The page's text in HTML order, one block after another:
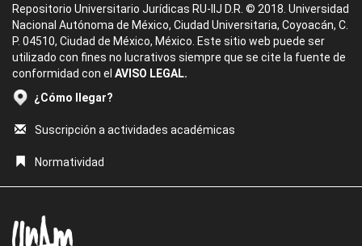
Repositorio Universitario Jurídicas RU-IIJ D.R. © 2018. Universidad
Nacional Autónoma de México, Ciudad Universitaria, Coyoacán, C.
P. 04510, Ciudad de México, México. Este sitio web puede ser
utilizado con fines no lucrativos siempre que se cite la fuente de
conformidad con el AVISO LEGAL.
¿Cómo llegar?
Suscripción a actividades académicas
Normatividad